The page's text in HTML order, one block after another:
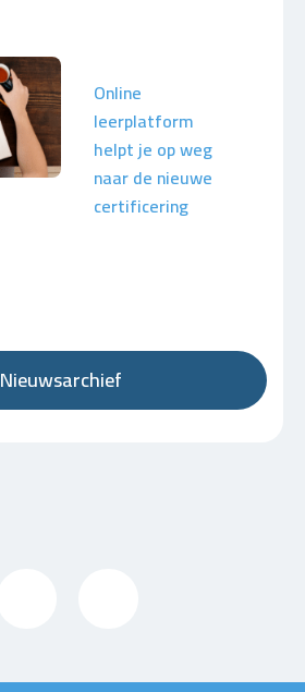
Online
leerplatform
helpt je op weg
naar de nieuwe
certificering
Nieuwsarchief